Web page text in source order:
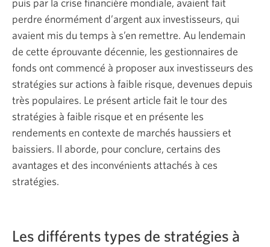
puis par la crise financière mondiale, avaient fait
perdre énormément d’argent aux investisseurs, qui
avaient mis du temps à s’en remettre. Au lendemain
de cette éprouvante décennie, les gestionnaires de
fonds ont commencé à proposer aux investisseurs des
stratégies sur actions à faible risque, devenues depuis
très populaires. Le présent article fait le tour des
stratégies à faible risque et en présente les
rendements en contexte de marchés haussiers et
baissiers. Il aborde, pour conclure, certains des
avantages et des inconvénients attachés à ces
stratégies.
Les différents types de stratégies à